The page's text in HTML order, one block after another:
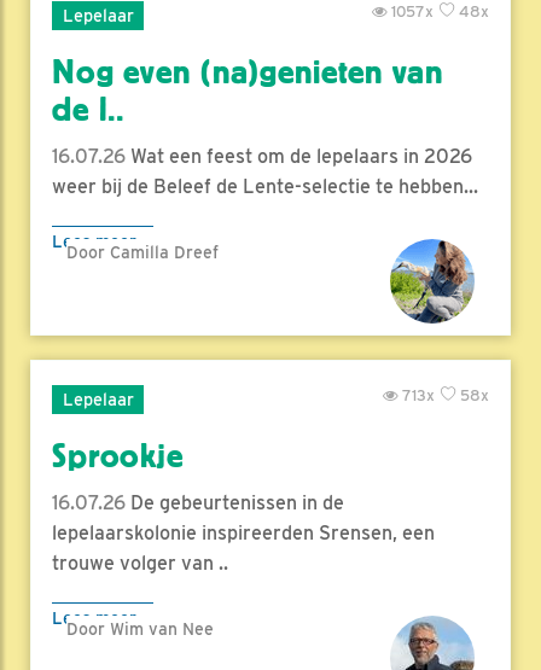
Lepelaar 48x
1057x
Nog even (na)genieten van
de l..
16.07.26 Wat een feest om de lepelaars in 2026
weer bij de Beleef de Lente-selectie te hebben...
Lees meer
Door Camilla Dreef
Lepelaar 58x
713x
Sprookje
16.07.26 De gebeurtenissen in de
lepelaarskolonie inspireerden Srensen, een
trouwe volger van ..
Lees meer
Door Wim van Nee